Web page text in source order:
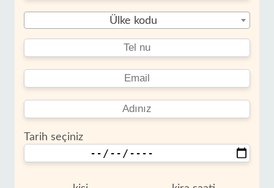
Ülke kodu
Tarih seçiniz